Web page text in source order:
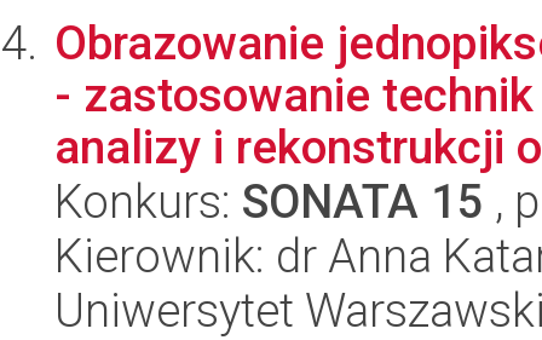
Obrazowanie
- zastosowanie
analizy i rekonstrukcji
Konkurs: SONATA 15 ,
Kierownik: dr Anna
Uniwersytet